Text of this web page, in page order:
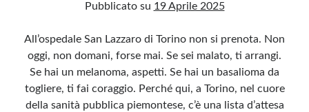
Pubblicato su 19 Aprile 2025
All’ospedale San Lazzaro di Torino non si prenota. Non
oggi, non domani, forse mai. Se sei malato, ti arrangi.
Se hai un melanoma, aspetti. Se hai un basalioma da
togliere, ti fai coraggio. Perché qui, a Torino, nel cuore
della sanità pubblica piemontese, c’è una lista d’attesa